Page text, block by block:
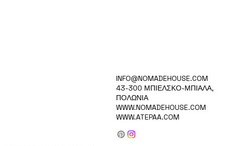
INFO@NOMADEHOUSE.COM
43-300 ΜΠΙΕΛΣΚΟ-ΜΠΙΑΛΑ,
ΠΟΛΩΝΙΑ
WWW.NOMADEHOUSE.COM
WWW.ATEPAA.COM